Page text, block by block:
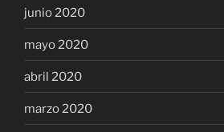
junio 2020
mayo 2020
abril 2020
marzo 2020